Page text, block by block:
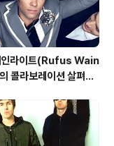
인라이트(Rufus Wain
콜라보레이션 살펴보